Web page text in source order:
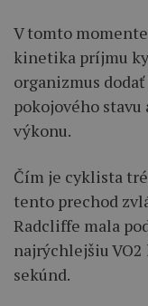
V tomto
kinetika príjmu
organizmus
pokojového
výkonu.
Čím je cyklista
tento prechod
Radcliffe mala
najrýchlejšiu
sekúnd.